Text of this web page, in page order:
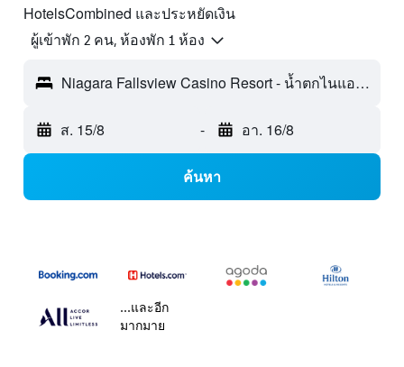
HotelsCombined และประหยัดเงิน
ผู้เข้าพัก 2 คน, ห้องพัก 1 ห้อง
Niagara Fallsview Casino Resort - น้ำตกไนแองการ่า, ON, แคนาดา
ส. 15/8 - อา. 16/8
ค้นหา
...และอีก
มากมาย